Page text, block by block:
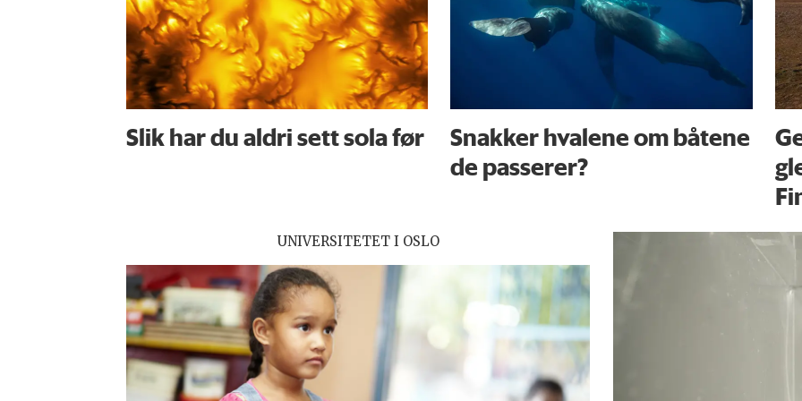
Slik har du aldri sett sola før
Snakker hvalene om båtene
de passerer?
UNIVERSITETET I OSLO